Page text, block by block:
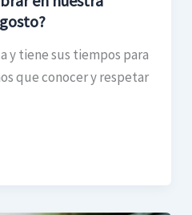
y tiene sus tiempos para
que conocer y respetar